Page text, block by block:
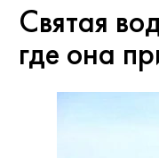
Святая
где она